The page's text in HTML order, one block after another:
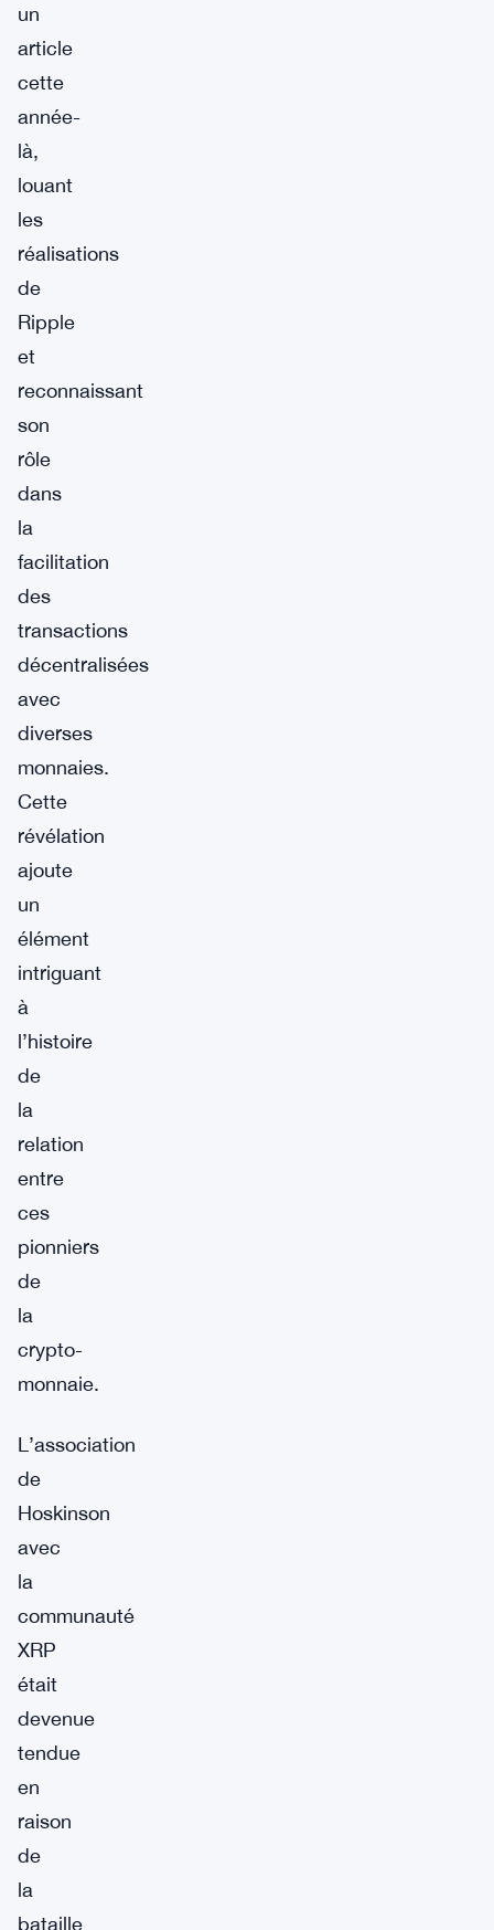
un
article
cette
année-
là,
louant
les
réalisations
de
Ripple
et
reconnaissant
son
rôle
dans
la
facilitation
des
transactions
décentralisées
avec
diverses
monnaies.
Cette
révélation
ajoute
un
élément
intriguant
à
l’histoire
de
la
relation
entre
ces
pionniers
de
la
crypto-
monnaie.
L’association
de
Hoskinson
avec
la
communauté
XRP
était
devenue
tendue
en
raison
de
la
bataille